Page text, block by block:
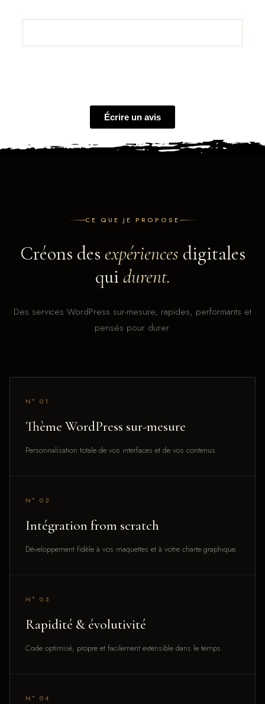
Écrire un avis
CE QUE JE PROPOSE
Créons des expériences digitales
qui durent.
Des services WordPress sur-mesure, rapides, performants et
pensés pour durer.
N° 01
Thème WordPress sur-mesure
Personnalisation totale de vos interfaces et de vos contenus.
N° 02
Intégration from scratch
Développement fidèle à vos maquettes et à votre charte graphique.
N° 03
Rapidité & évolutivité
Code optimisé, propre et facilement extensible dans le temps.
N° 04